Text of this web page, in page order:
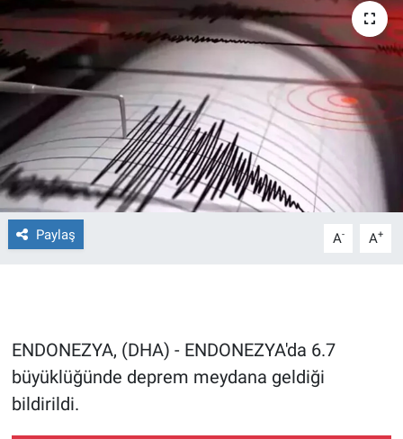
Paylaş A- A+
ENDONEZYA, (DHA) - ENDONEZYA'da 6.7
büyüklüğünde deprem meydana geldiği
bildirildi.
Ege Saati
Ege'den Esintiler
Eğitim
Eğlence
Ekonomi
Gün Başlıyor
Gün Bitiyor
Yayın Akışı
İletişim
Haber Arşivi